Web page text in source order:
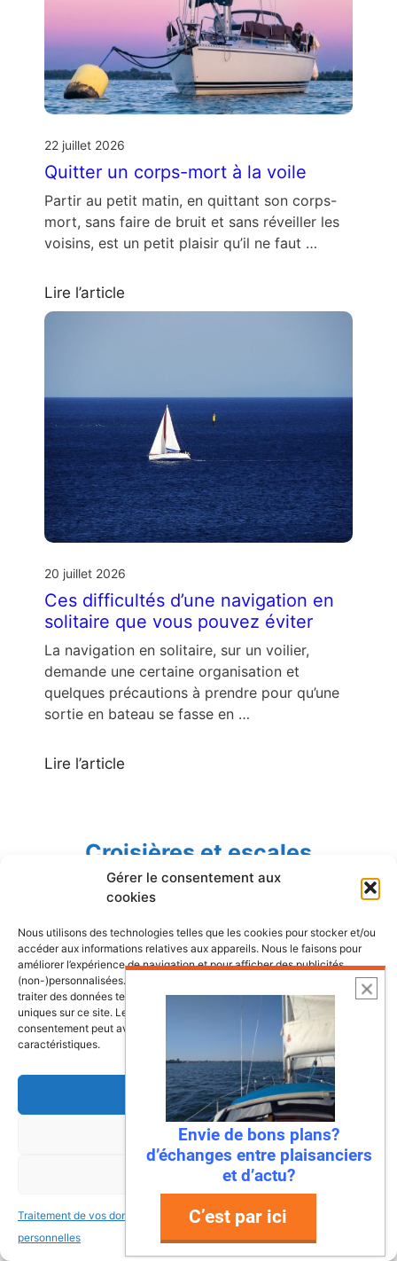
Gérer le consentement aux
cookies
Nous utilisons des technologies telles que les cookies pour stocker et/ou
accéder aux informations relatives aux appareils. Nous le faisons pour
améliorer l’expérience de navigation et pour afficher des publicités
(non-)personnalisées. Consentir à ces technologies nous autorisera à
traiter des données telles que le comportement de navigation ou les ID
uniques sur ce site. Le fait de ne pas consentir ou de retirer son
consentement peut avoir un effet négatif sur certaines fonctonnalités et
caractéristiques.
Accepter
Refuser
Voir les préférences
Traitement de vos données
personnelles
Traitement de vos données
personnelles
22 juillet 2026
Quitter un corps-mort à la voile
Partir au petit matin, en quittant son corps-
mort, sans faire de bruit et sans réveiller les
voisins, est un petit plaisir qu’il ne faut …
Lire l’article
20 juillet 2026
Ces difficultés d’une navigation en
solitaire que vous pouvez éviter
La navigation en solitaire, sur un voilier,
demande une certaine organisation et
quelques précautions à prendre pour qu’une
sortie en bateau se fasse en …
Lire l’article
Croisières et escales
Les plus belles escales et croisières de
6 août 2026
Envie de fraicheur ? Larguez les
Envie de bons plans?
d’échanges entre plaisanciers
et d’actu?
C’est par ici